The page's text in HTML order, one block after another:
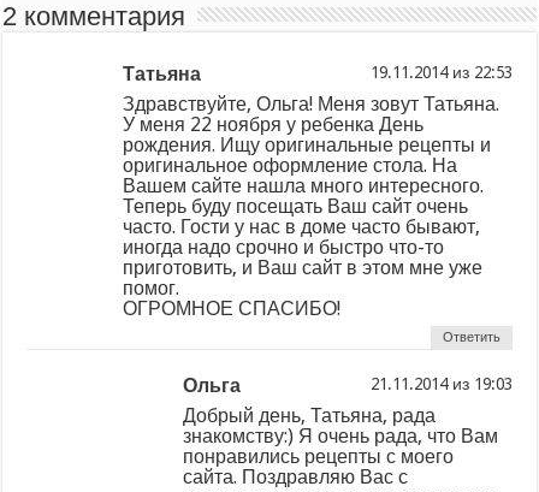
2 комментария
Татьяна из
Здравствуйте, Ольга! Меня зовут Татьяна.
У меня 22 ноября у ребенка День
рождения. Ищу оригинальные рецепты и
оригинальное оформление стола. На
Вашем сайте нашла много интересного.
Теперь буду посещать Ваш сайт очень
часто. Гости у нас в доме часто бывают,
иногда надо срочно и быстро что-то
приготовить, и Ваш сайт в этом мне уже
помог.
ОГРОМНОЕ СПАСИБО!
Ответить
Ольга из
Добрый день, Татьяна, рада
знакомству:) Я очень рада, что Вам
понравились рецепты с моего
сайта. Поздравляю Вас с